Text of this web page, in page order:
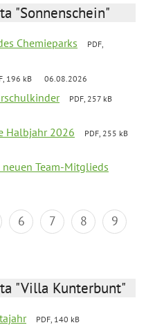
"Sonnenschein"
Chemieparks
PDF,
196 kB 06.08.2026
PDF, 257 kB
Halbjahr 2026
PDF, 255 kB
Team-Mitglieds
6 7 8
9
"Villa Kunterbunt"
PDF, 140 kB